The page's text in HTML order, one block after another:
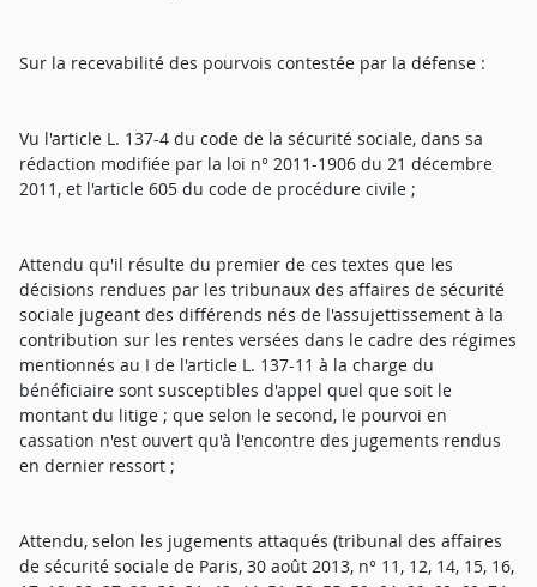
Sur la recevabilité des pourvois contestée par la défense :
Vu l'article L. 137-4 du code de la sécurité sociale, dans sa
rédaction modifiée par la loi n° 2011-1906 du 21 décembre
2011, et l'article 605 du code de procédure civile ;
Attendu qu'il résulte du premier de ces textes que les
décisions rendues par les tribunaux des affaires de sécurité
sociale jugeant des différends nés de l'assujettissement à la
contribution sur les rentes versées dans le cadre des régimes
mentionnés au I de l'article L. 137-11 à la charge du
bénéficiaire sont susceptibles d'appel quel que soit le
montant du litige ; que selon le second, le pourvoi en
cassation n'est ouvert qu'à l'encontre des jugements rendus
en dernier ressort ;
Attendu, selon les jugements attaqués (tribunal des affaires
de sécurité sociale de Paris, 30 août 2013, n° 11, 12, 14, 15, 16,